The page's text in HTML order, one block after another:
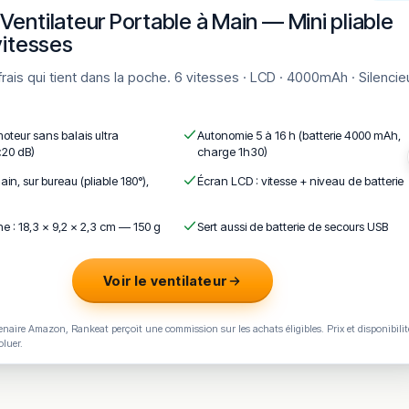
à 1h.
toutefois limité, l’établissement n’ayant ouvert qu’en
raconte sa première soirée sur place : « c’est petit mais c’était
que le stationnement s’est fait sans difficulté.
: c’était, dit-il, la première fois qu’il se trouvait dans un bar où
sur leur téléphone.
résume son passage en saluant de très bons burgers, une
réussie.
mis en avant par les visiteurs. Aucun bémol documenté
Ventilateur Portable à Main — Mini pliable
sans balais ultra
dB)
Autonomie 5 à 16 h (batterie 4000 mAh,
charge 1h30)
sur bureau (pliable 180°),
Écran LCD : vitesse + niveau de batterie
: 18,3 × 9,2 × 2,3 cm — 150 g Sert aussi de batterie de secours USB
Voir le ventilateur
Amazon, Rankeat perçoit une commission sur les achats éligibles. Prix et